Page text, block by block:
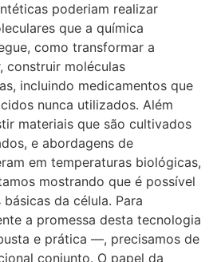
poderiam realizar
que a química
como transformar a
construir moléculas
incluindo medicamentos que
nunca utilizados. Além
materiais que são cultivados
e abordagens de
em temperaturas biológicas,
mostrando que é possível
da célula. Para
a promessa desta tecnologia
e prática —, precisamos de
conjunto. O papel da